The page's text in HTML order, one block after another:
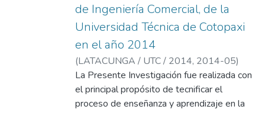
de Ingeniería Comercial, de la
Universidad Técnica de Cotopaxi
en el año 2014
(LATACUNGA / UTC / 2014, 2014-05)
Castro Padilla, Ana Fernanda; Unapucha
Caizaguano, Mónica Natali;Borja Brazales,
Yadira Paola
La Presente Investigación fue realizada con
el principal propósito de tecnificar el
proceso de enseñanza y aprendizaje en la